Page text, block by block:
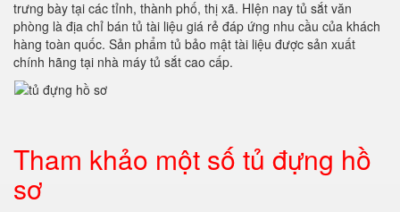
trưng bày tại các tỉnh, thành phố, thị xã. HIện nay tủ sắt văn
phòng là địa chỉ bán tủ tài liệu giá rẻ đáp ứng nhu cầu của khách
hàng toàn quốc. Sản phẩm tủ bảo mật tài liệu được sản xuất
chính hãng tại nhà máy tủ sắt cao cấp.
Tham khảo một số tủ đựng hồ
sơ